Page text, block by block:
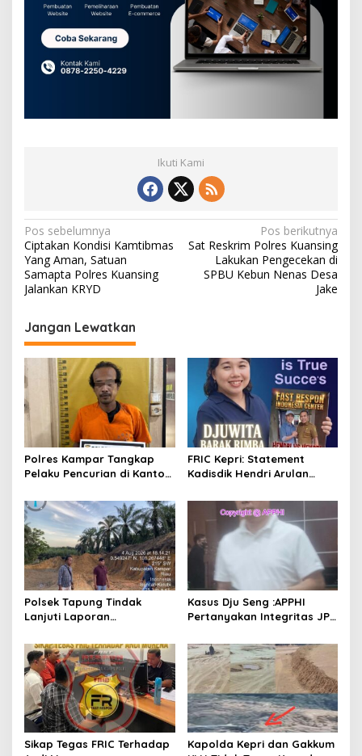
Ikuti Kami
N
a
v
i
g
a
s
i
p
o
s
Pos sebelumnya
Ciptakan Kondisi Kamtibmas
Yang Aman, Satuan
Samapta Polres Kuansing
Jalankan KRYD
Pos berikutnya
Sat Reskrim Polres Kuansing
Lakukan Pengecekan di
SPBU Kebun Nenas Desa
Jake
Jangan Lewatkan
Polres Kampar Tangkap
Pelaku Pencurian di Kantor
FRIC Kepri: Statement
Kadisdik Hendri Arulan
Indonesia
Polsek Tapung Tindak
Lanjuti Laporan
Penambangan Ilegal di
Desa Bencah Kelubi
Kasus Dju Seng :APPHI
Pertanyakan Integritas JPU
“Main Mata” Kroni Eks-
Jampidsus
Sikap Tegas FRIC Terhadap
Kapolda Kepri dan Gakkum